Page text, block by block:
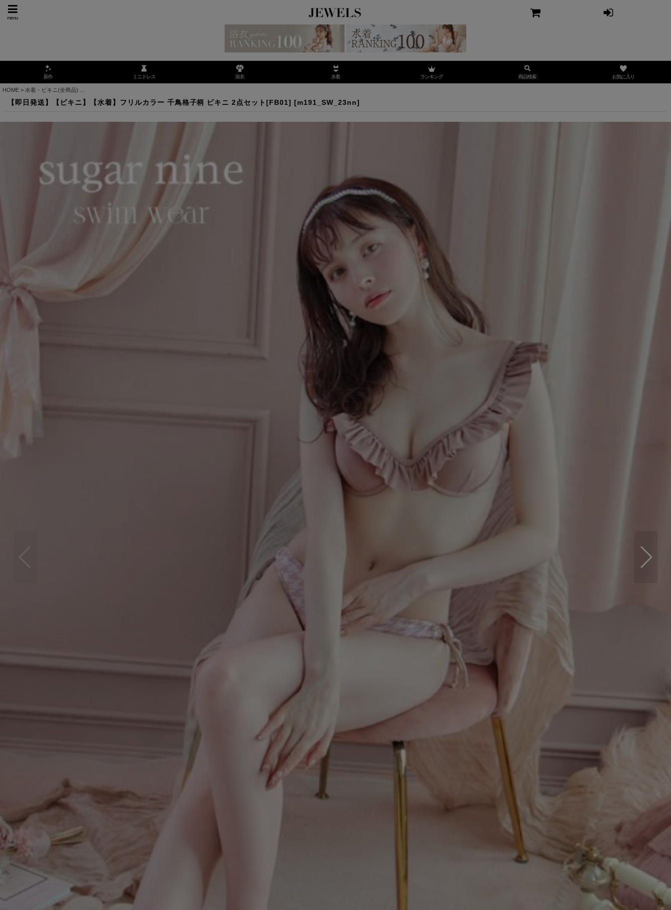
menu
新作 ミニドレス 浴衣 水着 ランキング 商品検索 お気に入り
HOME > 水着・ビキニ(全商品)
【即日発送】【ビキニ】【水着】フリルカラー 千鳥格子柄 ビキニ 2点セット[FB01] [m191_SW_23nn]